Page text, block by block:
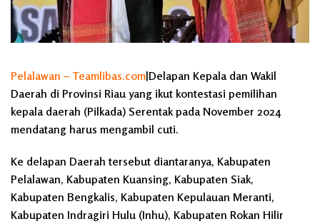
Pelalawan – Teamlibas.com|Delapan Kepala dan Wakil
Daerah di Provinsi Riau yang ikut kontestasi pemilihan
kepala daerah (Pilkada) Serentak pada November 2024
mendatang harus mengambil cuti.
Ke delapan Daerah tersebut diantaranya, Kabupaten
Pelalawan, Kabupaten Kuansing, Kabupaten Siak,
Kabupaten Bengkalis, Kabupaten Kepulauan Meranti,
Kabupaten Indragiri Hulu (Inhu), Kabupaten Rokan Hilir